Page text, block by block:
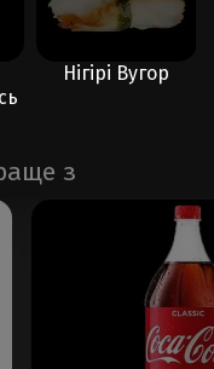
Нігірі Вугор
з